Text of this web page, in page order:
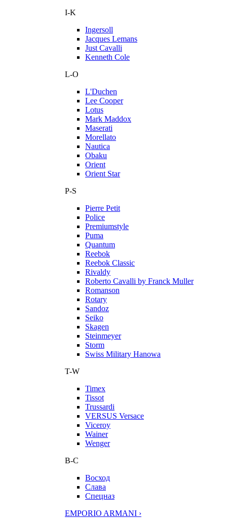
I-K
Ingersoll
Jacques Lemans
Just Cavalli
Kenneth Cole
L-O
L'Duchen
Lee Cooper
Lotus
Mark Maddox
Maserati
Morellato
Nautica
Obaku
Orient
Orient Star
P-S
Pierre Petit
Police
Premiumstyle
Puma
Quantum
Reebok
Reebok Classic
Rivaldy
Roberto Cavalli by Franck Muller
Romanson
Rotary
Sandoz
Seiko
Skagen
Steinmeyer
Storm
Swiss Military Hanowa
T-W
Timex
Tissot
Trussardi
VERSUS Versace
Viceroy
Wainer
Wenger
В-С
Восход
Слава
Спецназ
EMPORIO ARMANI ›